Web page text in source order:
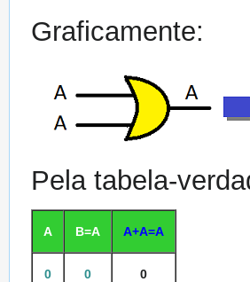
Graficamente:
Pela tabela-
A B=A A+A=A
0 0 0